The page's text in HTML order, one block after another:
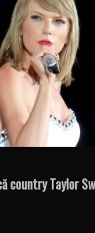
country Taylor